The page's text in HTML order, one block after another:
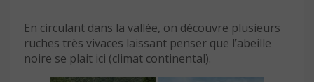
En circulant dans la vallée, on découvre plusieurs
ruches très vivaces laissant penser que l’abeille
noire se plait ici (climat continental).